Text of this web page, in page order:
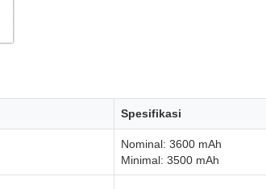
Spesifikasi
Nominal: 3600 mAh
Minimal: 3500 mAh